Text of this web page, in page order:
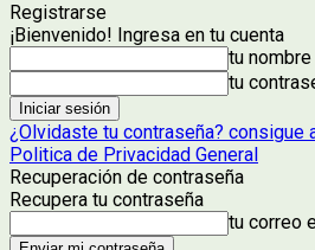
Registrarse
¡Bienvenido! Ingresa en tu cuenta
tu
tu
¿Olvidaste tu contraseña? consigue
Politica de Privacidad General
Recuperación de contraseña
Recupera tu contraseña
tu correo